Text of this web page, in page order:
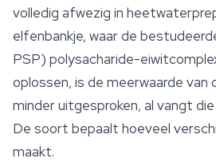
volledig afwezig in
elfenbankje, waar de
PSP) polysacharide-
oplossen, is de meerwaarde van
minder uitgesproken, al vangt
De soort bepaalt hoeveel
maakt.